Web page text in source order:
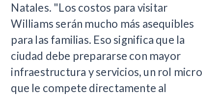
Natales. "Los costos para visitar
Williams serán mucho más asequibles
para las familias. Eso significa que la
ciudad debe prepararse con mayor
infraestructura y servicios, un rol micro
que le compete directamente al